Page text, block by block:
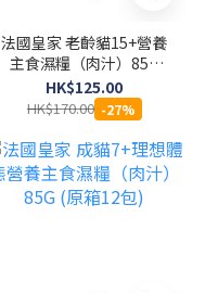
法國皇家 老齡貓15+營養
主食濕糧（肉汁）85G
(原箱12包)
HK$125.00
HK$170.00 -27%